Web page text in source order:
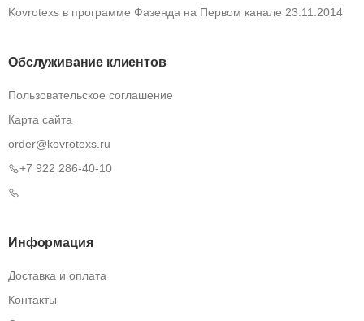
Kovrotexs в программе Фазенда на Первом канале 23.11.2014
Обслуживание клиентов
Пользовательское соглашение
Карта сайта
order@kovrotexs.ru
+7 922 286-40-10
Информация
Доставка и оплата
Контакты